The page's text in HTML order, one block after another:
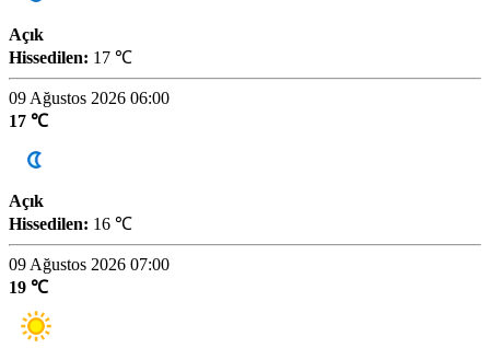
Açık
Hissedilen: 17 ℃
09 Ağustos 2026 06:00
17 ℃
Açık
Hissedilen: 16 ℃
09 Ağustos 2026 07:00
19 ℃